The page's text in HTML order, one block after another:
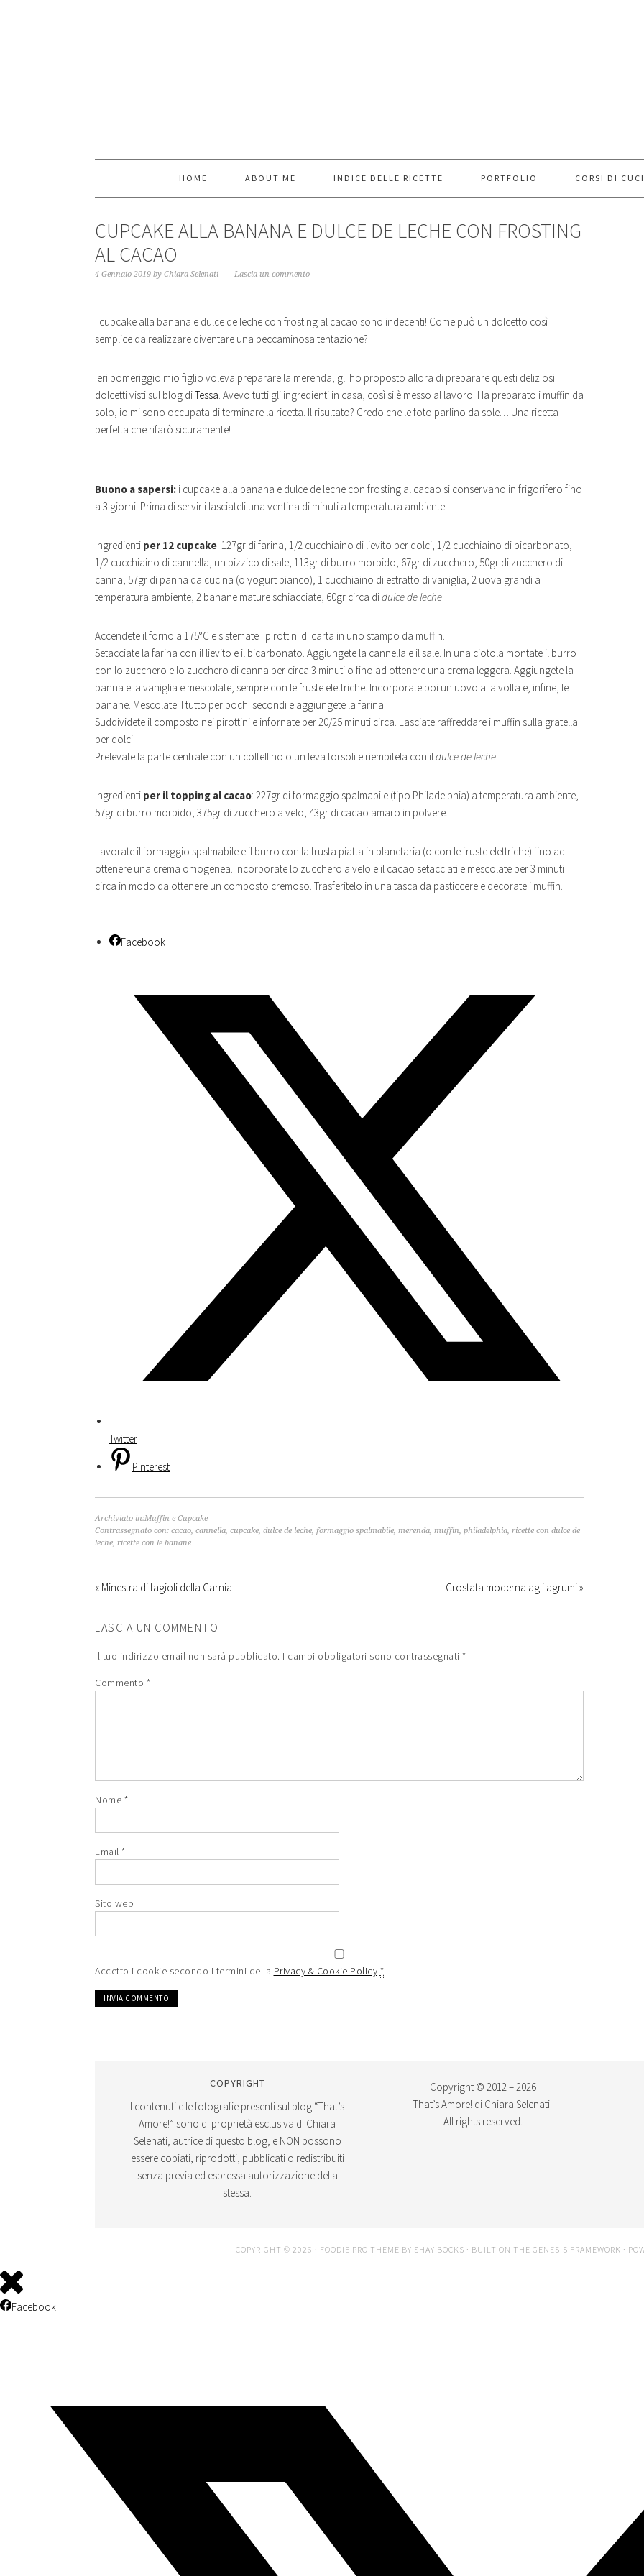
HOME ABOUT ME INDICE DELLE RICETTE PORTFOLIO CORSI DI
CUPCAKE ALLA BANANA E DULCE DE LECHE CON FROSTING
AL CACAO
4 Gennaio 2019 by Chiara Selenati Lascia un commento
I cupcake alla banana e dulce de leche con frosting al cacao sono indecenti! Come può un dolcetto così
semplice da realizzare diventare una peccaminosa tentazione?
Ieri pomeriggio mio figlio voleva preparare la merenda, gli ho proposto allora di preparare questi deliziosi
dolcetti visti sul blog diTessa. Avevo tutti gli ingredienti in casa, così si è messo al lavoro. Ha preparato i muffin da
solo, io mi sono occupata di terminare la ricetta. Il risultato? Credo che le foto parlino da sole… Una ricetta
perfetta che rifarò sicuramente!
Buono a sapersi: i cupcake alla banana e dulce de leche con frosting al cacao si conservano in frigorifero fino
a 3 giorni. Prima di servirli lasciateli una ventina di minuti a temperatura ambiente.
Ingredienti per 12 cupcake: 127gr di farina, 1/2 cucchiaino di lievito per dolci, 1/2 cucchiaino di bicarbonato,
1/2 cucchiaino di cannella, un pizzico di sale, 113gr di burro morbido, 67gr di zucchero, 50gr di zucchero di
canna, 57gr di panna da cucina (o yogurt bianco), 1 cucchiaino di estratto di vaniglia, 2 uova grandi a
temperatura ambiente, 2 banane mature schiacciate, 60gr circa didulce de leche.
Accendete il forno a 175°C e sistemate i pirottini di carta in uno stampo da muffin.
Setacciate la farina con il lievito e il bicarbonato. Aggiungete la cannella e il sale. In una ciotola montate il burro
con lo zucchero e lo zucchero di canna per circa 3 minuti o fino ad ottenere una crema leggera. Aggiungete la
panna e la vaniglia e mescolate, sempre con le fruste elettriche. Incorporate poi un uovo alla volta e, infine, le
banane. Mescolate il tutto per pochi secondi e aggiungete la farina.
Suddividete il composto nei pirottini e infornate per 20/25 minuti circa. Lasciate raffreddare i muffin sulla gratella
per dolci.
Prelevate la parte centrale con un coltellino o un leva torsoli e riempitela con ildulce de leche.
Ingredienti per il topping al cacao: 227gr di formaggio spalmabile (tipo Philadelphia) a temperatura ambiente,
57gr di burro morbido, 375gr di zucchero a velo, 43gr di cacao amaro in polvere.
Lavorate il formaggio spalmabile e il burro con la frusta piatta in planetaria (o con le fruste elettriche) fino ad
ottenere una crema omogenea. Incorporate lo zucchero a velo e il cacao setacciati e mescolate per 3 minuti
circa in modo da ottenere un composto cremoso. Trasferitelo in una tasca da pasticcere e decorate i muffin.
Facebook
Twitter
Pinterest
Archiviato in:Muffin e Cupcake
Contrassegnato con: cacao, cannella, cupcake, dulce de leche, formaggio spalmabile, merenda, muffin, philadelphia, ricette con dulce de
leche, ricette con le banane
« Minestra di fagioli della Carnia Crostata moderna agli agrumi »
LASCIA UN COMMENTO
Il tuo indirizzo email non sarà pubblicato. I campi obbligatori sono contrassegnati *
Commento *
Nome *
Email *
Sito web
Accetto i cookie secondo i termini della Privacy & Cookie Policy *
COPYRIGHT
I contenuti e le fotografie presenti sul blog “That’s
Amore!” sono di proprietà esclusiva di Chiara
Selenati, autrice di questo blog, e NON possono
essere copiati, riprodotti, pubblicati o redistribuiti
senza previa ed espressa autorizzazione della
stessa.
Copyright © 2012 – 2026
That’s Amore! di Chiara Selenati.
All rights reserved.
COPYRIGHT © 2026 · FOODIE PRO THEME BY SHAY BOCKS · BUILT ON THE GENESIS FRAMEWORK ·
Facebook